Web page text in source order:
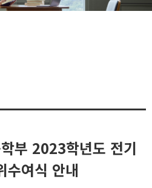
부 2023학년도 전기
여식 안내